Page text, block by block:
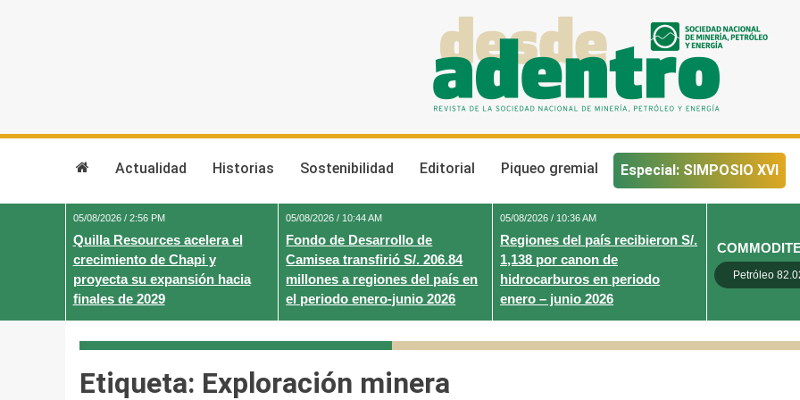
Actualidad Historias Sostenibilidad Editorial Piqueo gremial Especial: SIMPOSIO XVI
05/08/2026 / 2:56 PM
Quilla Resources acelera el
crecimiento de Chapi y
proyecta su expansión hacia
finales de 2029
05/08/2026 / 10:44 AM
Fondo de Desarrollo de
Camisea transfirió S/. 206.84
millones a regiones del país en
el periodo enero-junio 2026
05/08/2026 / 10:36 AM
Regiones del país recibieron S/.
1,138 por canon de
hidrocarburos en periodo
enero – junio 2026
Petróleo
Etiqueta: Exploración minera